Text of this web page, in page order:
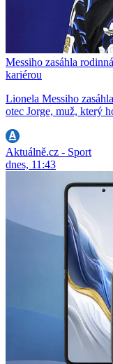
Messiho zasáhla
kariérou
Lionela Messiho
otec Jorge, muž, který
Aktuálně.cz - Sport
dnes, 11:43